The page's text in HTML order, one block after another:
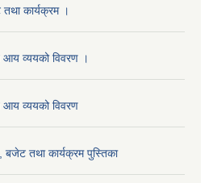
कार्यक्रम ।
व्ययको विवरण ।
व्ययको विवरण
तथा कार्यक्रम पुस्तिका